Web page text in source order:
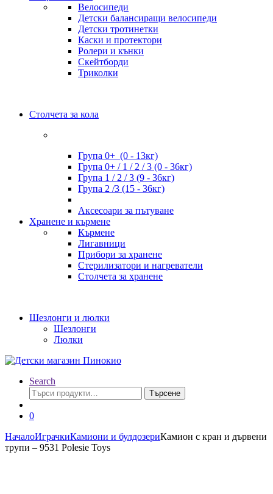
Велосипеди
Детски балансиращи велосипеди
Детски тротинетки
Каски и протектори
Ролери и кънки
Скейтборди
Триколки
Столчета за кола
Група 0+ (0 - 13кг)
Група 0+ / 1 / 2 / 3 (0 - 36кг)
Група 1 / 2 / 3 (9 - 36кг)
Група 2 /3 (15 - 36кг)
Аксесоари за пътуване
Хранене и кърмене
Кърмене
Лигавници
Прибори за хранене
Стерилизатори и нагреватели
Столчета за хранене
Шезлонги и люлки
Шезлонги
Люлки
Search
Търсене
за:
Търсене
0
НачалоИграчкиКамиони и булдозериКамион с кран и дървени
трупи – 9531 Polesie Toys